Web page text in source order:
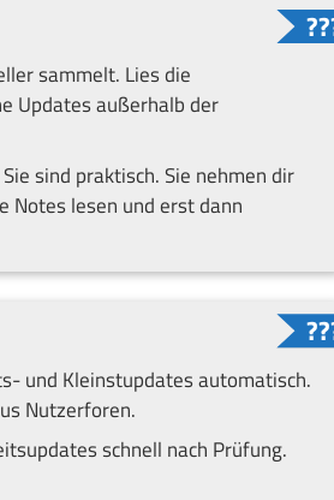
sammelt. Lies die
Updates außerhalb der
sind praktisch. Sie nehmen dir
Notes lesen und erst dann
und Kleinstupdates automatisch.
Nutzerforen.
schnell nach Prüfung.